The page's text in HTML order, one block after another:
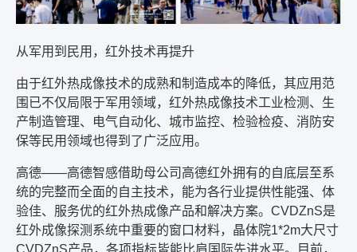
从军用到民用，红外技术再提升
由于红外热成像技术的成熟和制造成本的降低，其应用范
围已不仅局限于军用领域，红外热成像技术工业检测、生
产制造管理、电气自动化、城市监控、检验检疫、消防安
保等民用领域也得到了广泛应用。
高德——高德智感借助母公司高德红外拥有的自底层至系
统的完整而全面的自主技术，能为各行业提供性能强、体
验佳、服务优的红外热成像产品和解决方案。 CVDZnS是
红外成像探测系统中重要的窗口材料，晶体院1*2m大尺寸